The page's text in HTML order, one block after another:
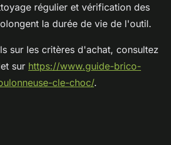
régulier et vérification des
la durée de vie de l'outil.
sur les critères d'achat, consultez
sur https://www.guide-brico-
cle-choc/.